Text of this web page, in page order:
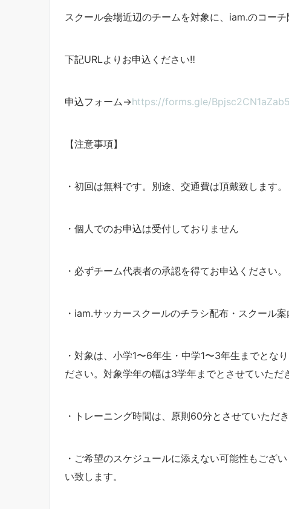
スクール会場近辺のチームを対象に、iam.のコー
下記URLよりお申込ください‼︎
申込フォーム→https://forms.gle/
【注意事項】
・初回は無料です。別途、交通費は頂戴致します。
・個人でのお申込は受付しておりません
・必ずチーム代表者の承認を得てお申込ください。
・iam.サッカースクールのチラシ配布・スクール案
・対象は、小学1〜6年生・中学1〜3年生までとな
ださい。対象学年の幅は3学年までとさせていただ
・トレーニング時間は、原則60分とさせていただき
・ご希望のスケジュールに添えない可能性もござ
い致します。